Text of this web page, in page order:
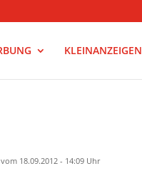
KLEINANZEIGEN
vom 18.09.2012 - 14:09 Uhr